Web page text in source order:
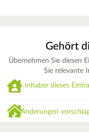
Gehört
Übernehmen Sie diesen
Sie relevante
Inhaber dieses
Änderungen